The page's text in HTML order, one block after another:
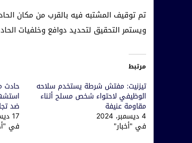
تم توقيف المشتبه فيه بالقرب من مكان
ويستمر التحقيق لتحديد دوافع وخلفيات
مرتبط
تيزنيت: مفتش شرطة يستخدم سلاحه
الوظيفي لاحتواء شخص مسلح أثناء
مقاومة عنيفة
4 ديسمبر، 2024
في "أخبار"
حادث
ضد
17 ديسمبر، 2024
في